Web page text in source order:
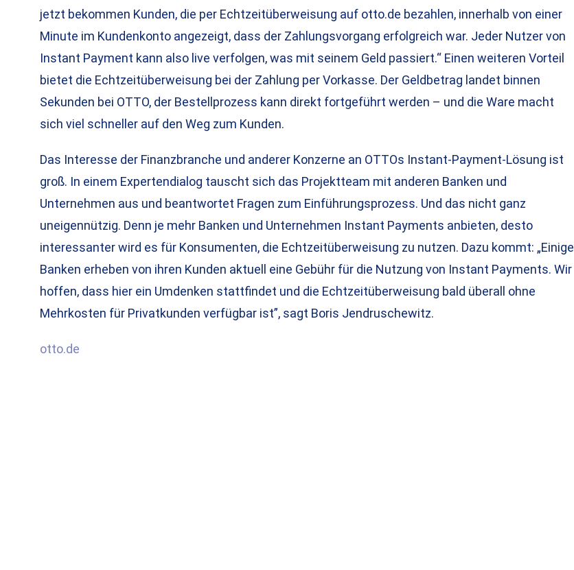
jetzt bekommen Kunden, die per Echtzeitüberweisung auf otto.de bezahlen, innerhalb von einer
Minute im Kundenkonto angezeigt, dass der Zahlungsvorgang erfolgreich war. Jeder Nutzer von
Instant Payment kann also live verfolgen, was mit seinem Geld passiert.“ Einen weiteren Vorteil
bietet die Echtzeitüberweisung bei der Zahlung per Vorkasse. Der Geldbetrag landet binnen
Sekunden bei OTTO, der Bestellprozess kann direkt fortgeführt werden – und die Ware macht
sich viel schneller auf den Weg zum Kunden.
Das Interesse der Finanzbranche und anderer Konzerne an OTTOs Instant-Payment-Lösung ist
groß. In einem Expertendialog tauscht sich das Projektteam mit anderen Banken und
Unternehmen aus und beantwortet Fragen zum Einführungsprozess. Und das nicht ganz
uneigennützig. Denn je mehr Banken und Unternehmen Instant Payments anbieten, desto
interessanter wird es für Konsumenten, die Echtzeitüberweisung zu nutzen. Dazu kommt: „Einige
Banken erheben von ihren Kunden aktuell eine Gebühr für die Nutzung von Instant Payments. Wir
hoffen, dass hier ein Umdenken stattfindet und die Echtzeitüberweisung bald überall ohne
Mehrkosten für Privatkunden verfügbar ist”, sagt Boris Jendruschewitz.
otto.de